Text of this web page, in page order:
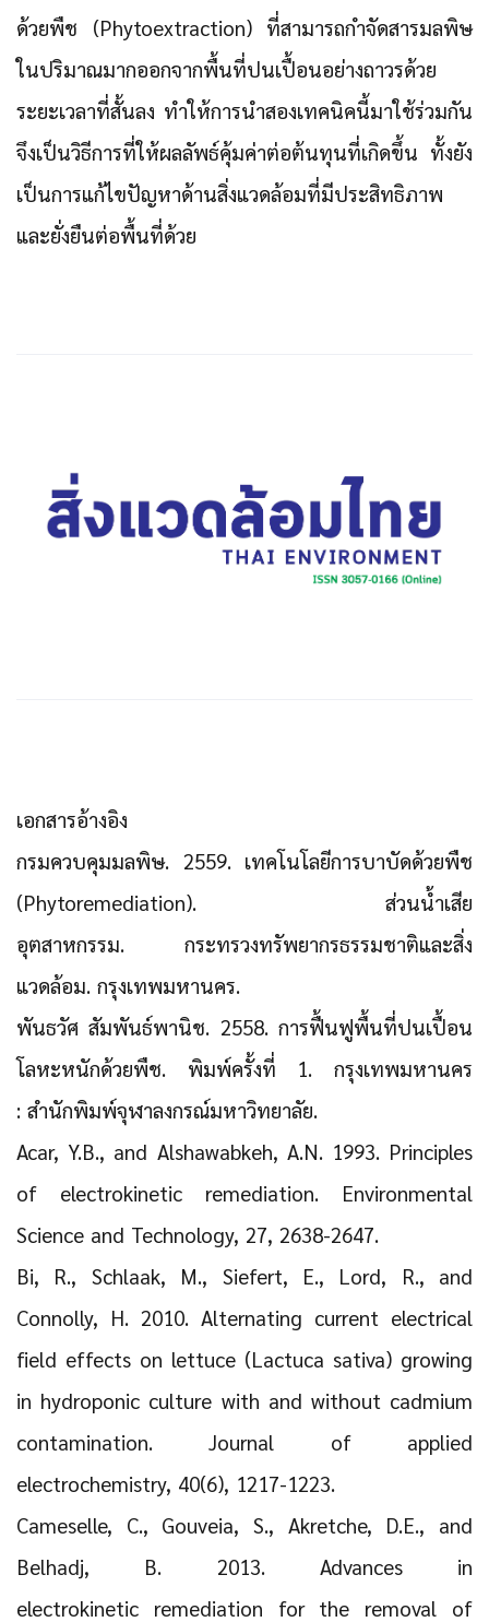
ด้วยพืช (Phytoextraction) ที่สามารถกำจัดสารมลพิษ
ในปริมาณมากออกจากพื้นที่ปนเปื้อนอย่างถาวรด้วย
ระยะเวลาที่สั้นลง ทำให้การนำสองเทคนิคนี้มาใช้ร่วมกัน
จึงเป็นวิธีการที่ให้ผลลัพธ์คุ้มค่าต่อต้นทุนที่เกิดขึ้น ทั้งยัง
เป็นการแก้ไขปัญหาด้านสิ่งแวดล้อมที่มีประสิทธิภาพ
และยั่งยืนต่อพื้นที่ด้วย
เอกสารอ้างอิง
กรมควบคุมมลพิษ. 2559. เทคโนโลยีการบาบัดด้วยพืช
(Phytoremediation). ส่วนน้ำเสีย
อุตสาหกรรม. กระทรวงทรัพยากรธรรมชาติและสิ่ง
แวดล้อม. กรุงเทพมหานคร.
พันธวัศ สัมพันธ์พานิช. 2558. การฟื้นฟูพื้นที่ปนเปื้อน
โลหะหนักด้วยพืช. พิมพ์ครั้งที่ 1. กรุงเทพมหานคร
: สำนักพิมพ์จุฬาลงกรณ์มหาวิทยาลัย.
Acar, Y.B., and Alshawabkeh, A.N. 1993. Principles
of electrokinetic remediation. Environmental
Science and Technology, 27, 2638-2647.
Bi, R., Schlaak, M., Siefert, E., Lord, R., and
Connolly, H. 2010. Alternating current electrical
field effects on lettuce (Lactuca sativa) growing
in hydroponic culture with and without cadmium
contamination. Journal of applied
electrochemistry, 40(6), 1217-1223.
Cameselle, C., Gouveia, S., Akretche, D.E., and
Belhadj, B. 2013. Advances in
electrokinetic remediation for the removal of